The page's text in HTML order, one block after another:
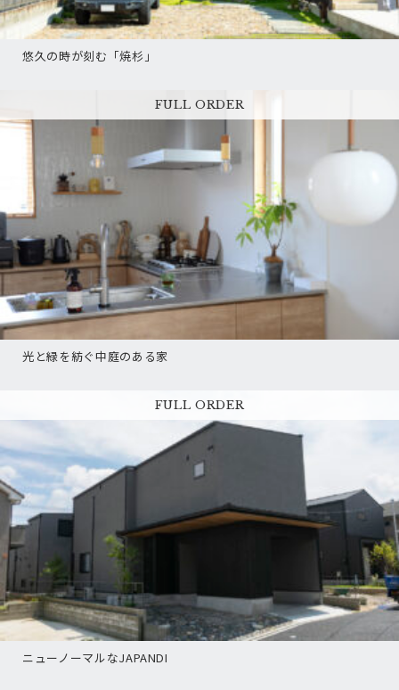
悠久の時が刻む「焼杉」
FULL ORDER
光と緑を紡ぐ中庭のある家
FULL ORDER
ニューノーマルなJAPANDI